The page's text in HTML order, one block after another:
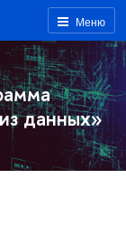
Меню
данных»